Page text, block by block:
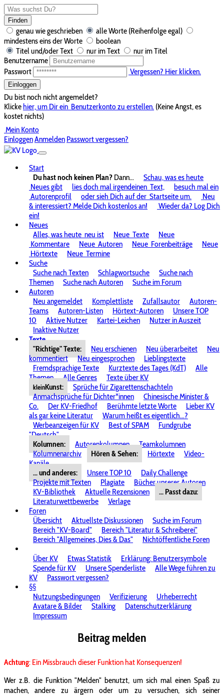
Finden
genau wie geschrieben
alle Worte (Reihenfolge egal)
mindestens eins der Worte
boolean
Titel und/oder Text
nur im Text
nur im Titel
Benutzername
Passwort
Vergessen? Hier klicken.
Einloggen
Du bist noch nicht angemeldet?
Klickehier, um Dir ein Benutzerkonto zu erstellen. (Keine Angst, es
kostet nichts)
Mein Konto
EinloggenAnmelden Passwort vergessen?
Start
Du hast noch keinen Plan? Dann...
Schau, was es heute
Neues gibt
lies doch mal irgendeinen Text,
besuch mal ein
Autorenprofil
oder sieh Dich auf der Startseite um.
Neu
& interessiert? Melde Dich kostenlos an!
Wieder da? Log Dich
ein!
Neues
Alles, was heute neu ist Neue Texte
Neue
Kommentare
Neue Autoren Neue Forenbeiträge
Neue
Hörtexte
Neue Termine
Suche
Suche nach Texten
Schlagwortsuche
Suche nach
Themen
Suche nach Autoren
Suche im Forum
Autoren
Neu angemeldet
Komplettliste Zufallsautor
Autoren-
Teams
Autoren-Listen Hörtext-Autoren
Unsere TOP
10
Aktive Nutzer Kartei-Leichen
Nutzer in Auszeit
Inaktive Nutzer
Texte
"Richtige" Texte:
Neu erschienen Neu überarbeitet
Neu
kommentiert
Neu eingesprochen
Lieblingstexte
Fremdsprachige Texte
Kurztexte des Tages (KdT)
Alle
Themen
Alle Genres Texte über KV
kleinKunst:
Sprüche für Zigarettenschachteln
Anmachsprüche für Dichter*innen
Chinesische Minister &
Co.
Der KV-Friedhof Berühmte letzte Worte
Lieber KV
als gar keine Literatur
Warum heißt es eigentlich...?
Werbeanzeigen für KV
Best of SPAM
Fundgrube
"Deutsch"
Kolumnen:
Autorenkolumnen
Teamkolumnen
Kolumnenarchiv
Hören & Sehen: Hörtexte
Video-
Kanäle
... und anderes:
Unsere TOP 10
Daily Challenge
Projekte mit Texten
Plagiate
Bücher unserer Autoren
KV-Bibliothek
Aktuelle Rezensionen
... Passt dazu:
Literaturwettbewerbe
Verlage
Foren
Übersicht
Aktuellste Diskussionen
Suche im Forum
Bereich "KV-Board"
Bereich "Literatur & Schreiberei"
Bereich "Allgemeines, Dies & Das"
Nichtöffentliche Foren
Über KV
Etwas Statistik
Erklärung: Benutzersymbole
Spende für KV
Unsere Spenderliste
Alle Wege führen zu
KV
Passwort vergessen?
§§
Nutzungsbedingungen
Verifizierung
Urheberrecht
Avatare & Bilder
Stalking
Datenschutzerklärung
Impressum
Beitrag melden
Achtung: Ein Missbrauch dieser Funktion hat Konsequenzen!
Wer z.B. die Funktion "Melden" benutzt, um sich mal einen Spaß zu
machen, andere zu ärgern oder um zu versuchen, sich seiner